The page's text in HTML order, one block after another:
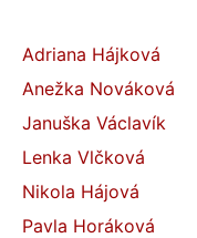
Adriana Hájková
Anežka Nováková
Januška Václavík
Lenka Vlčková
Nikola Hájová
Pavla Horáková